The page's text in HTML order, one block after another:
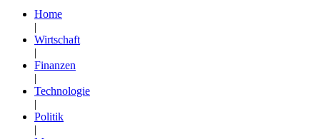
Home
|
Wirtschaft
|
Finanzen
|
Technologie
|
Politik
|